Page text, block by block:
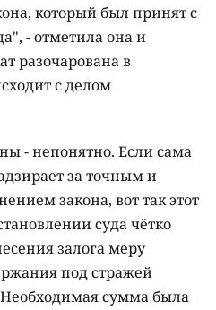
который был принят с
- отметила она и
разочарована в
с делом
- непонятно. Если сама
за точным и
закона, вот так этот
суда чётко
залога меру
под стражей
сумма была